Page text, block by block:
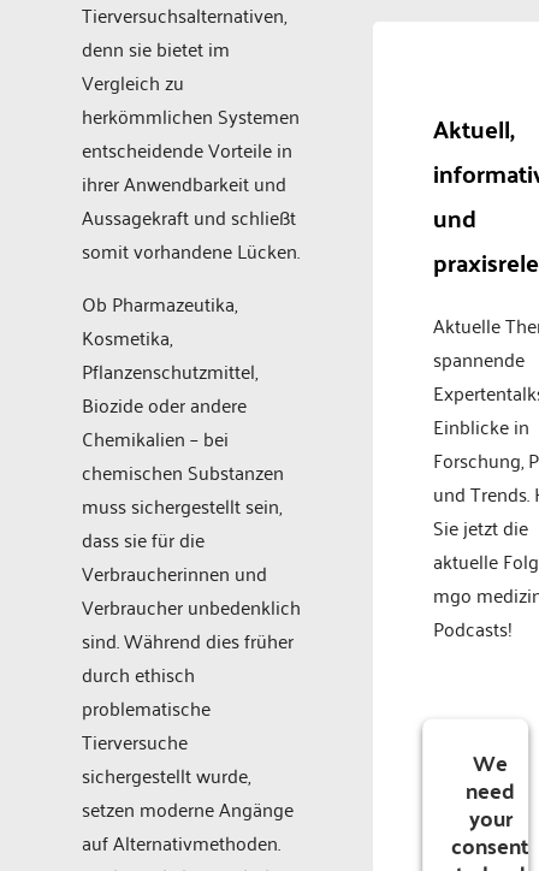
Tierversuchsalternativen,
denn sie bietet im
Vergleich zu
herkömmlichen Systemen
entscheidende Vorteile in
ihrer Anwendbarkeit und
Aussagekraft und schließt
somit vorhandene Lücken.
Ob Pharmazeutika,
Kosmetika,
Pflanzenschutzmittel,
Biozide oder andere
Chemikalien – bei
chemischen Substanzen
muss sichergestellt sein,
dass sie für die
Verbraucherinnen und
Verbraucher unbedenklich
sind. Während dies früher
durch ethisch
problematische
Tierversuche
sichergestellt wurde,
setzen moderne Angänge
auf Alternativmethoden.
Aktuell,
und
Aktuelle
spannende
Einblicke in
Forschung,
und Trends.
Sie jetzt die
aktuelle
mgo
Podcasts!
We
need
your
consent